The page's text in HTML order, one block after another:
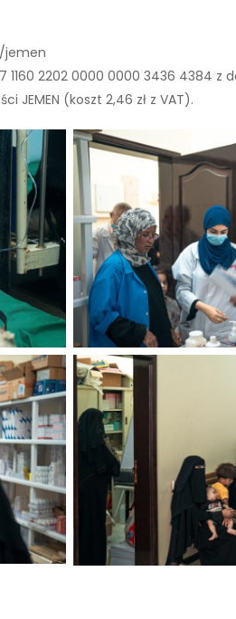
jemen
2202 0000 0000 3436 4384 z
JEMEN (koszt 2,46 zł z VAT).